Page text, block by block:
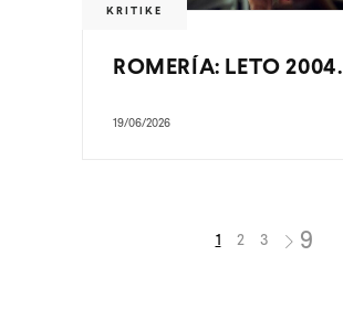
KRITIKE
ROMERÍA: LETO 2004.
19/06/2026
1 2 3